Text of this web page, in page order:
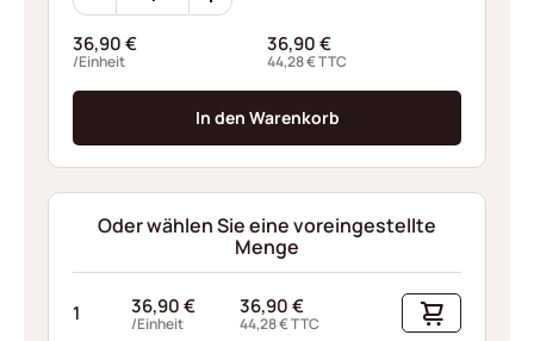
Menge
36,90€
/Einheit
36,90€
44,28€TTC
In den Warenkorb
Oder wählen Sie eine voreingestellte
Menge
1 36,90€
/Einheit
36,90€
44,28€TTC